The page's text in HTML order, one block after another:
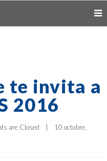
te invita a
2016
are Closed
10 octubre,